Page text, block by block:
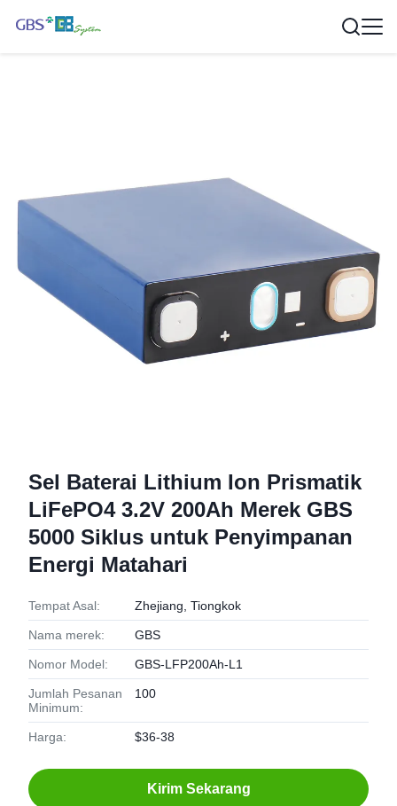
Sel Baterai Lithium Ion Prismatik
LiFePO4 3.2V 200Ah Merek GBS
5000 Siklus untuk Penyimpanan
Energi Matahari
Tempat Asal: Zhejiang, Tiongkok
Nama merek: GBS
Nomor Model: GBS-LFP200Ah-L1
Jumlah Pesanan
Minimum:
100
Harga: $36-38
Kirim Sekarang